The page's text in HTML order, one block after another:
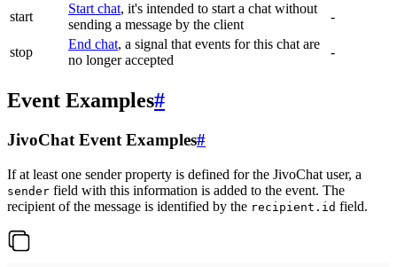
start
Start chat, it's intended to start a chat without
sending a message by the client
-
stop
End chat, a signal that events for this chat are
no longer accepted
-
Event Examples#
JivoChat Event Examples#
If at least one sender property is defined for the JivoChat user, a
sender field with this information is added to the event. The
recipient of the message is identified by the recipient.id field.